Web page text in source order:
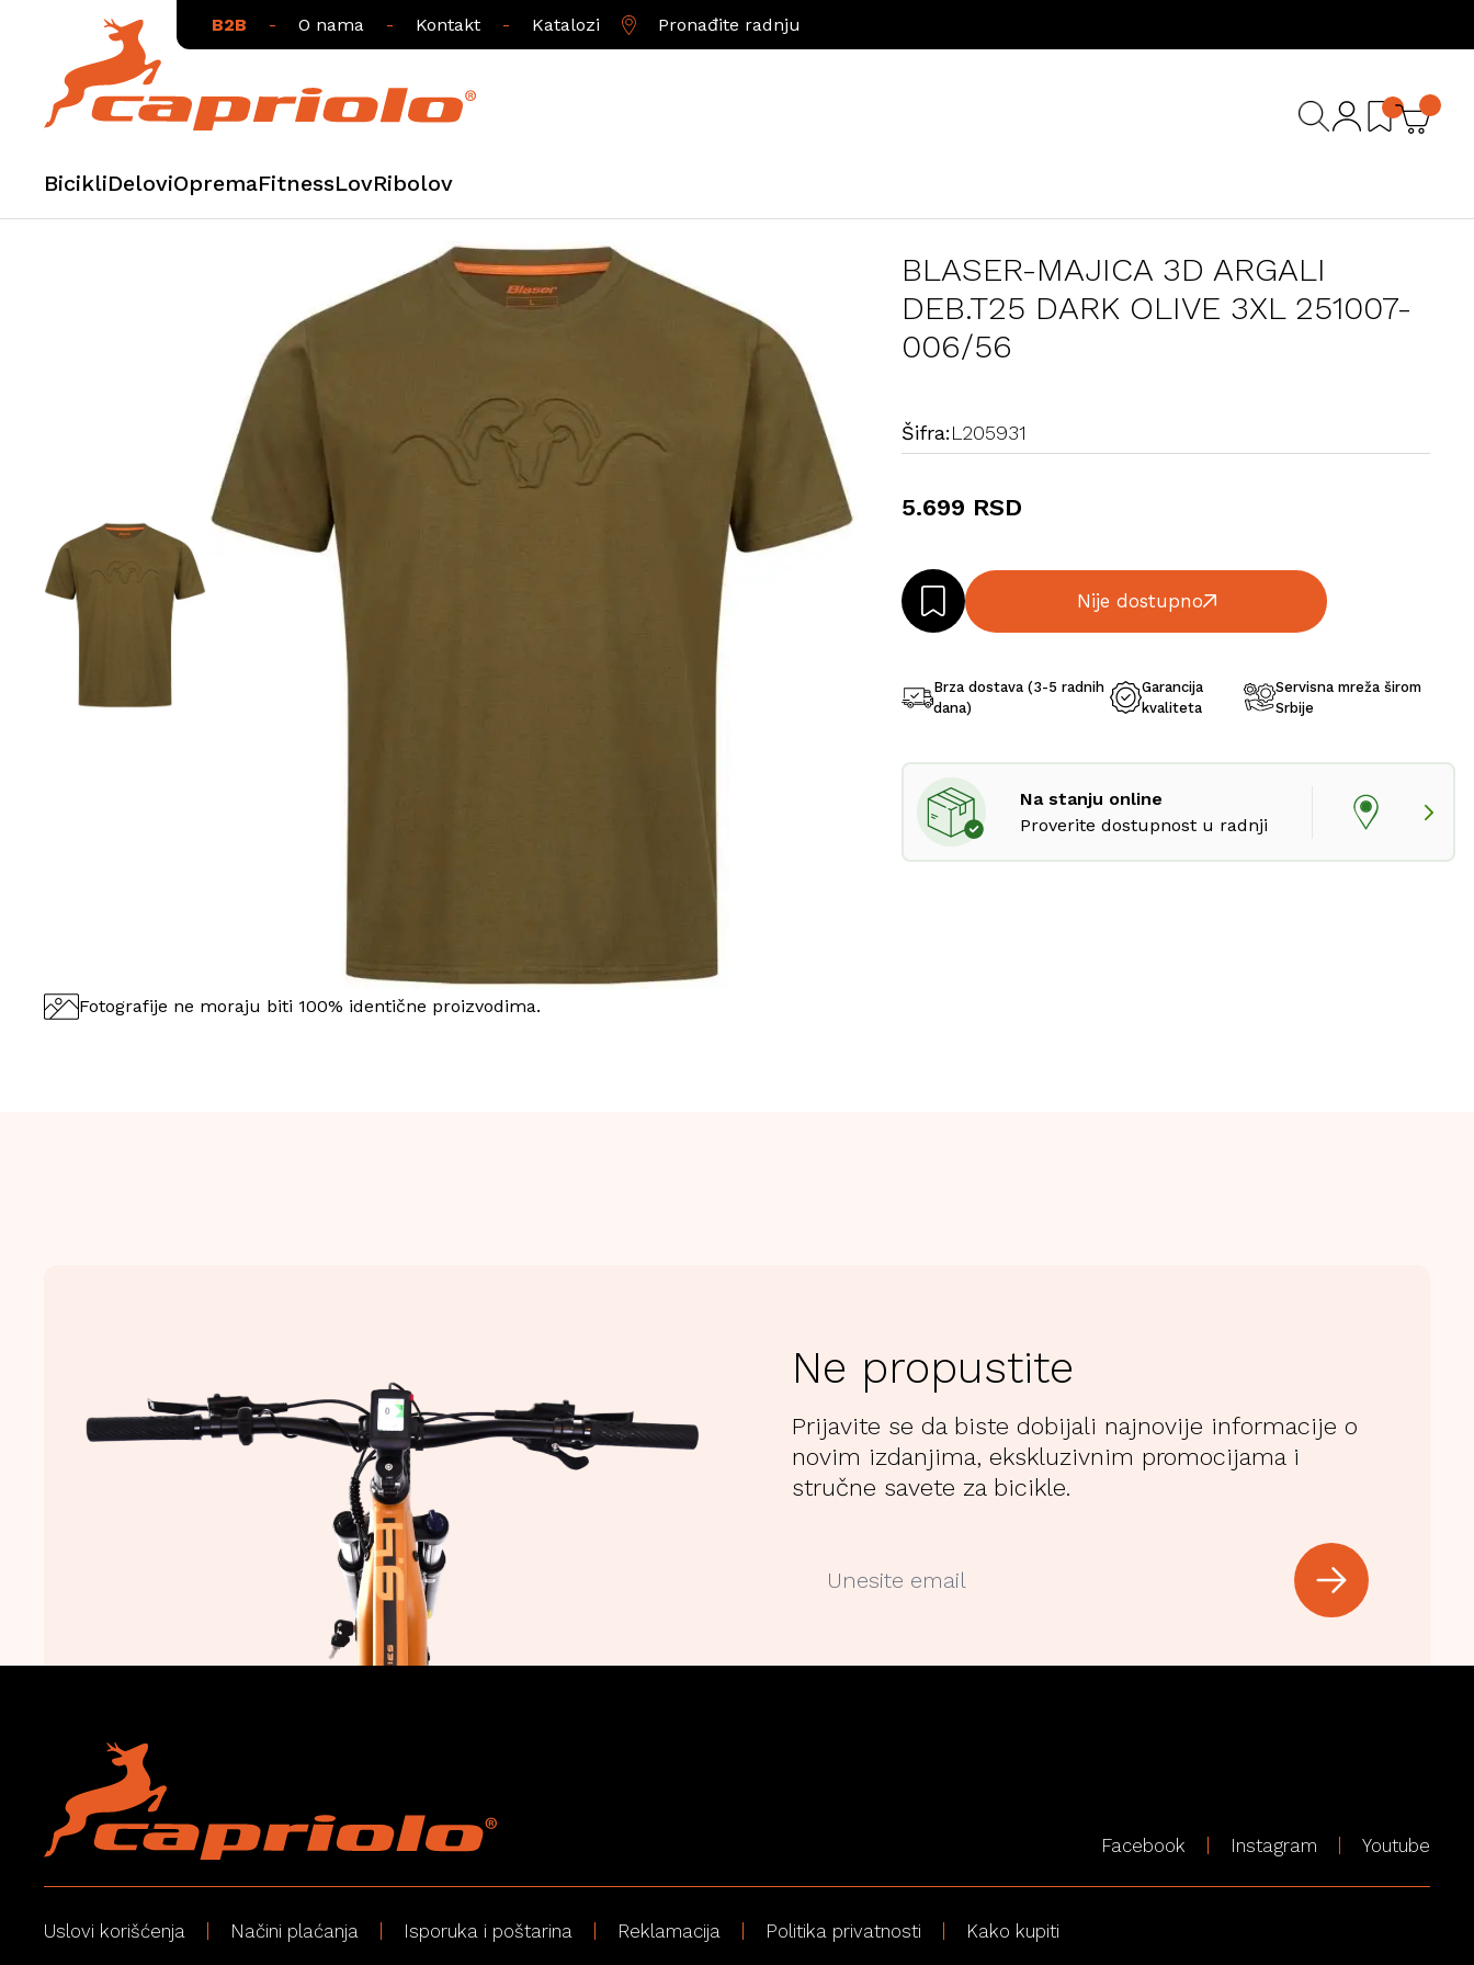
B2B - O nama - Kontakt - Katalozi Pronađite radnju
BicikliDeloviOpremaFitnessLovRibolov
Fotografije ne moraju biti 100% identične proizvodima.
BLASER-MAJICA 3D ARGALI
DEB.T25 DARK OLIVE 3XL 251007-
006/56
Šifra:L205931
5.699 RSD
Nije dostupno
Brza dostava (3-5 radnih
dana)
Garancija
kvaliteta
Servisna mreža širom
Srbije
Na stanju online
Proverite dostupnost u radnji
Ne propustite
Prijavite se da biste dobijali najnovije informacije o
novim izdanjima, ekskluzivnim promocijama i
stručne savete za bicikle.
Facebook Instagram Youtube
Uslovi korišćenja Načini plaćanja Isporuka i poštarina Reklamacija Politika privatnosti Kako kupiti